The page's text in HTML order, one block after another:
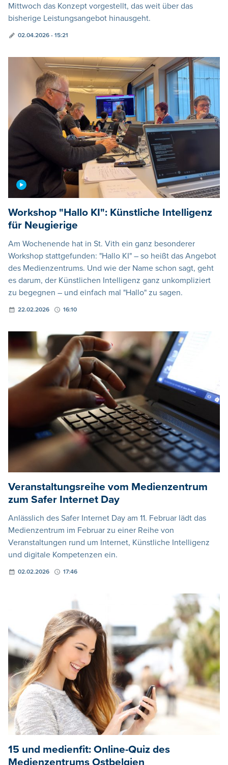
Mittwoch das Konzept vorgestellt, das weit über das
bisherige Leistungsangebot hinausgeht.
02.04.2026 - 15:21
Workshop "Hallo KI": Künstliche Intelligenz
für Neugierige
Am Wochenende hat in St. Vith ein ganz besonderer
Workshop stattgefunden: "Hallo KI" – so heißt das Angebot
des Medienzentrums. Und wie der Name schon sagt, geht
es darum, der Künstlichen Intelligenz ganz unkompliziert
zu begegnen – und einfach mal "Hallo" zu sagen.
22.02.2026 16:10
Veranstaltungsreihe vom Medienzentrum
zum Safer Internet Day
Anlässlich des Safer Internet Day am 11. Februar lädt das
Medienzentrum im Februar zu einer Reihe von
Veranstaltungen rund um Internet, Künstliche Intelligenz
und digitale Kompetenzen ein.
02.02.2026 17:46
15 und medienfit: Online-Quiz des
Medienzentrums Ostbelgien